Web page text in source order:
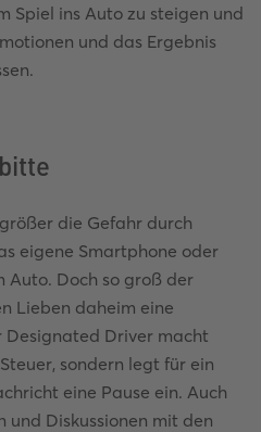
Spiel ins Auto zu steigen und
und das Ergebnis
die Gefahr durch
eigene Smartphone oder
Auto. Doch so groß der
Lieben daheim eine
Designated Driver macht
sondern legt für ein
eine Pause ein. Auch
Diskussionen mit den